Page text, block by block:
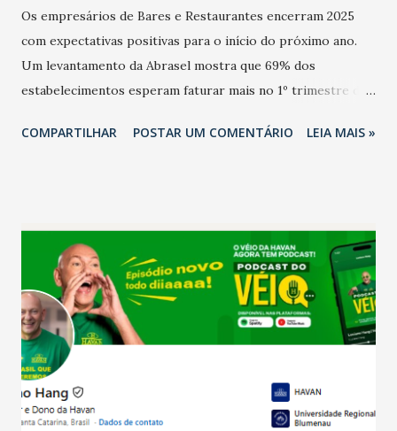
Os empresários de Bares e Restaurantes encerram 2025
com expectativas positivas para o início do próximo ano.
Um levantamento da Abrasel mostra que 69% dos
estabelecimentos esperam faturar mais no 1º trimestre de
relação ao último trimestre deste ano, 56% também
confraternizações de fim de ano e pelo pagamento do 13º
Salário para um número maior de trabalhadores, já que o
país tem a menor taxa de desemprego dos anos recentes.
Ainda segundo a Pesquisa, em novembro de 2025, 40% dos
bares e restaurantes operaram com lucro e outros 40%
registraram equilíbrio financeiro. Já o percentual de
estabelecimentos no prejuízo ficou em 19%, pouco abaixo
do observado no mês anterior. Outros 1% não existiam em
COMPARTILHAR POSTAR UM COMENTÁRIO LEIA MAIS »